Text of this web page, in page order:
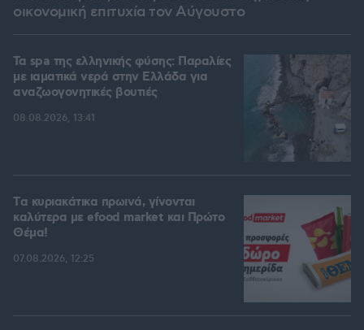
οικονομική επιτυχία τον Αύγουστο
Τα spa της ελληνικής φύσης: Παραλίες
με ιαματικά νερά στην Ελλάδα για
αναζωογονητικές βουτιές
08.08.2026, 13:41
Tα κυριακάτικα πρωινά, γίνονται
καλύτερα με efood market και Πρώτο
Θέμα!
07.08.2026, 12:25